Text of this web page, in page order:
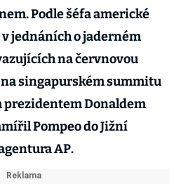
Podle šéfa americké
jednáních o jaderném
na červnovou
singapurském summitu
Donaldem
Pompeo do Jižní
AP.